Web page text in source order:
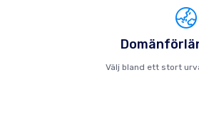
Välj bland ett stort